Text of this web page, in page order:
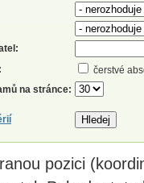
čerstvé
na stránce:
pozici